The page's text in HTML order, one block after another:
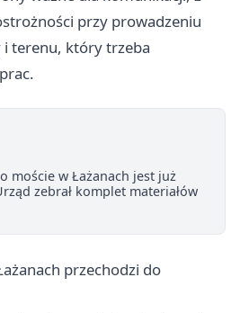
przy prowadzeniu
terenu, który trzeba
moście w Łażanach jest już
zebrał komplet materiałów
przechodzi do